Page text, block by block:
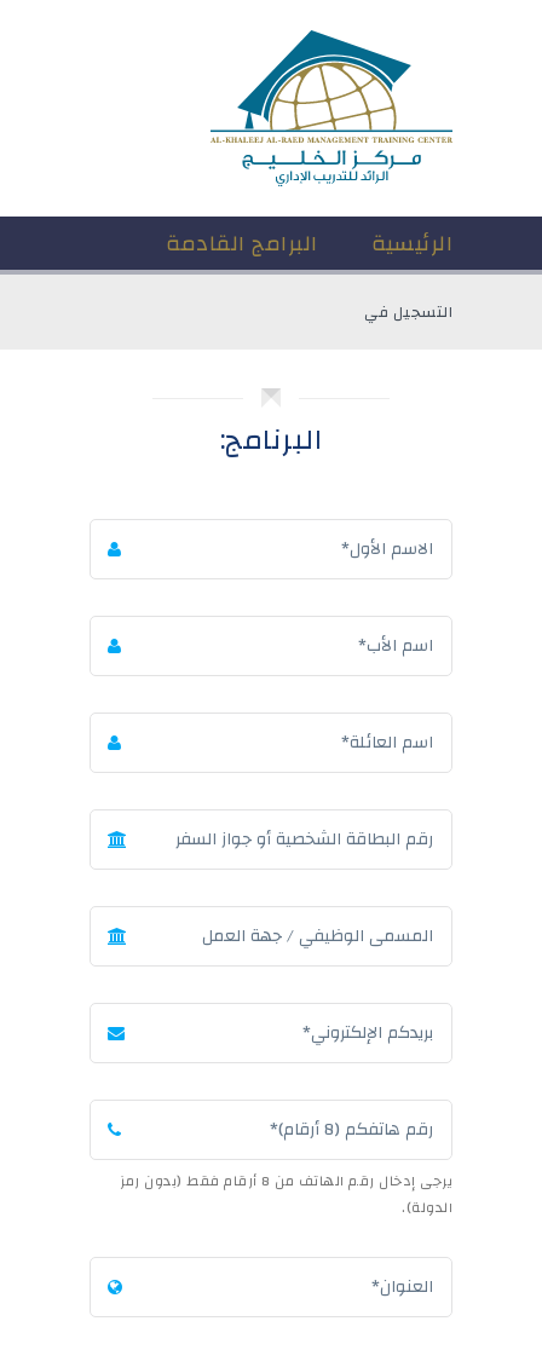
الرئيسية البرامج القادمة
التسجيل في
البرنامج:
يرجى إدخال رقم الهاتف من 8 أرقام فقط (بدون رمز
الدولة).